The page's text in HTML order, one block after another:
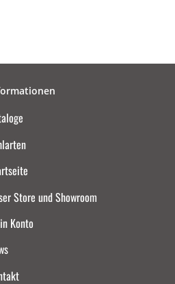
Store und Showroom
Konto